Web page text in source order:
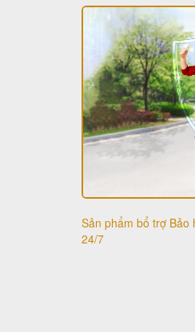
Sản phẩm bổ trợ Bảo
24/7